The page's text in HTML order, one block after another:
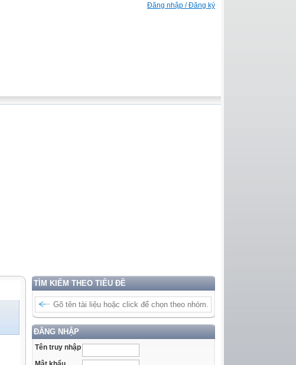
Đăng nhập / Đăng ký
TÌM KIẾM THEO TIÊU ĐỀ
ĐĂNG NHẬP
Tên truy nhập